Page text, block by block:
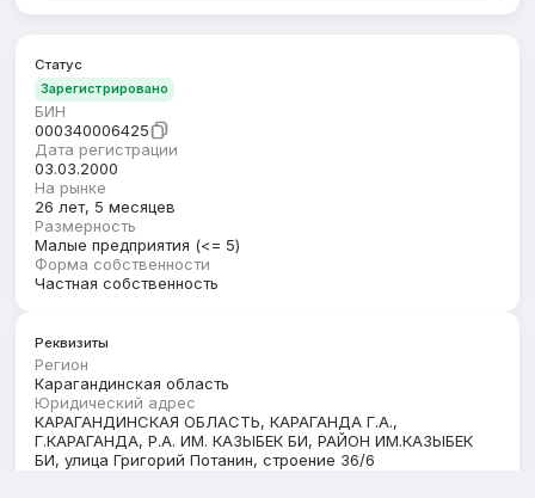
Статус
Зарегистрировано
БИН
000340006425
Дата регистрации
03.03.2000
На рынке
26 лет, 5 месяцев
Размерность
Малые предприятия (<= 5)
Форма собственности
Частная собственность
Реквизиты
Регион
Карагандинская область
Юридический адрес
КАРАГАНДИНСКАЯ ОБЛАСТЬ, КАРАГАНДА Г.А.,
Г.КАРАГАНДА, Р.А. ИМ. КАЗЫБЕК БИ, РАЙОН ИМ.КАЗЫБЕК
БИ, улица Григорий Потанин, строение 36/6